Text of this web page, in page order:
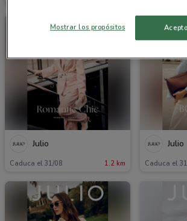
Julio
Caduca el 31/08 1.2 km
Julio
Caduca el
Mostrar los propósitos Acepto